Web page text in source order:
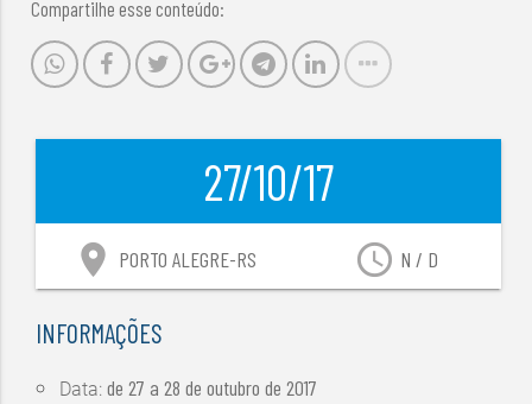
Compartilhe esse conteúdo:
27/10/17
access_time N / D
location_on PORTO ALEGRE-RS
INFORMAÇÕES
Data:de 27 a 28 de outubro de 2017